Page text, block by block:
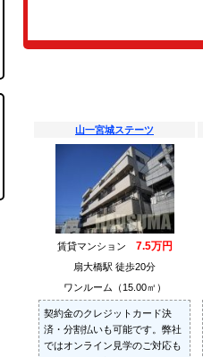
山一宮城ステーツ
賃貸マンション 7.5万円
扇大橋駅 徒歩20分
ワンルーム（15.00㎡）
契約金のクレジットカード決
済・分割払いも可能です。弊社
ではオンライン見学のご対応も